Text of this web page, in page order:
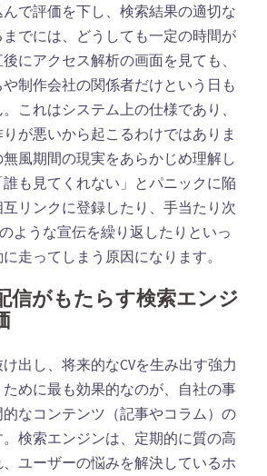
で評価を下し、検索結果の適切な
でには、どうしても一定の時間が
にアクセス解析の画面を見ても、
制作会社の関係者だけという日も
これはシステム上の仕様であり、
が悪いから起こるわけではありま
風期間の現実をあらかじめ理解し
も見てくれない」とパニックに陥
リンクに登録したり、手当たり次
ような宣伝を繰り返したりといっ
走ってしまう原因になります。
信がもたらす検索エンジ
出し、将来的なCVを生み出す強力
めに最も効果的なのが、自社の事
なコンテンツ（記事やコラム）の
検索エンジンは、定期的に質の高
ユーザーの悩みを解決しているホ